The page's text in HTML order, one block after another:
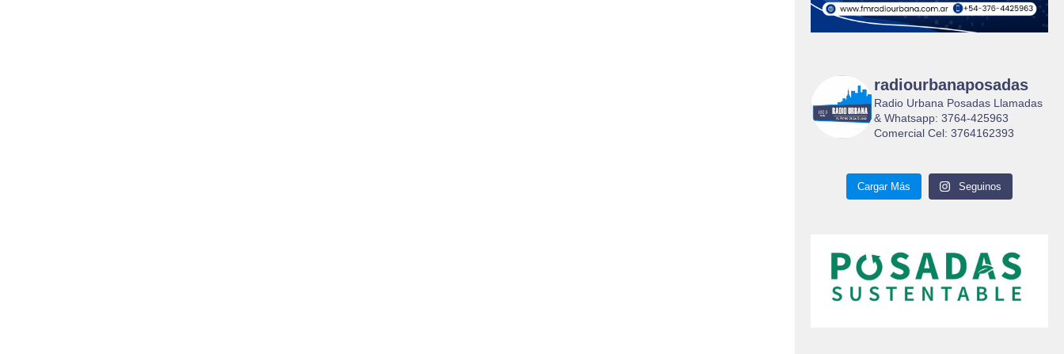
radiourbanaposadas
Radio Urbana Posadas Llamadas
& Whatsapp: 3764-425963
Comercial Cel: 3764162393
Cargar Más Seguinos